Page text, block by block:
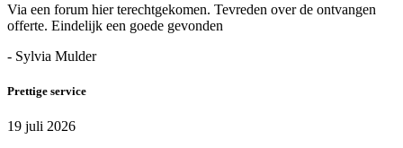
Via een forum hier terechtgekomen. Tevreden over de ontvangen
offerte. Eindelijk een goede gevonden
- Sylvia Mulder
Prettige service
19 juli 2026